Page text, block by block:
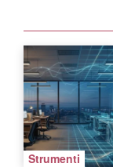
Strumenti